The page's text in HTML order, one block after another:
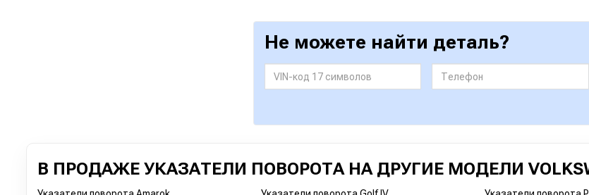
Не можете найти деталь?
В ПРОДАЖЕ УКАЗАТЕЛИ ПОВОРОТА НА ДРУГИЕ МОДЕЛИ